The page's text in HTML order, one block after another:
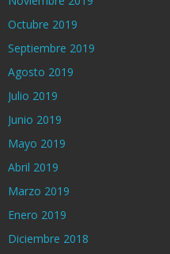
Octubre 2019
Septiembre 2019
Agosto 2019
Julio 2019
Junio 2019
Mayo 2019
Abril 2019
Marzo 2019
Enero 2019
Diciembre 2018